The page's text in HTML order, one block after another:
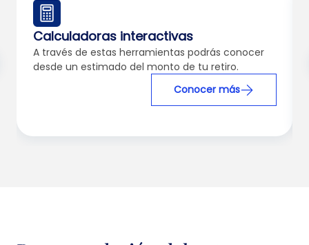
Calculadoras interactivas
A través de estas herramientas podrás conocer
desde un estimado del monto de tu retiro.
Conocer más